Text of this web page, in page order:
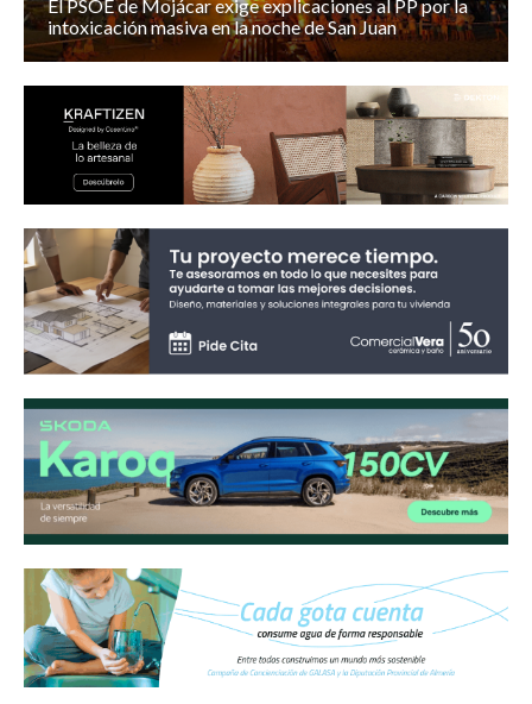
El PSOE de Mojácar exige explicaciones al PP por la
intoxicación masiva en la noche de San Juan